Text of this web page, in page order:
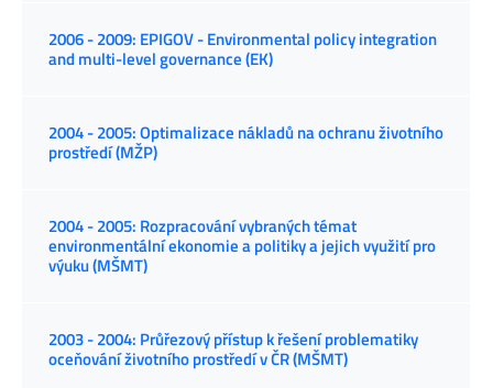
2006 - 2009: EPIGOV - Environmental policy integration
and multi-level governance (EK)
2004 - 2005: Optimalizace nákladů na ochranu životního
prostředí (MŽP)
2004 - 2005: Rozpracování vybraných témat
environmentální ekonomie a politiky a jejich využití pro
výuku (MŠMT)
2003 - 2004: Průřezový přístup k řešení problematiky
oceňování životního prostředí v ČR (MŠMT)